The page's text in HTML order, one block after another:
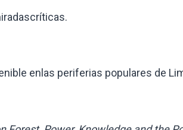
enlas periferias populares de